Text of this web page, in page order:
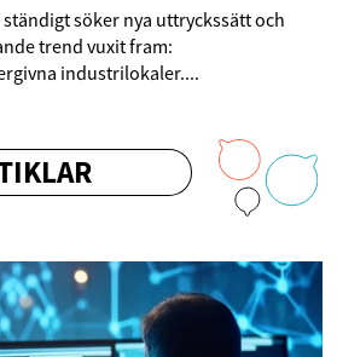
söker nya uttryckssätt och
trend vuxit fram:
industrilokaler....